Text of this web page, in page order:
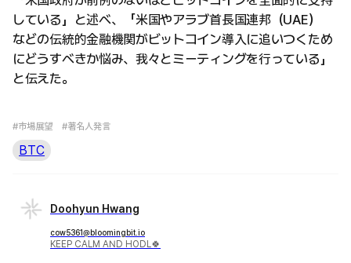
している」と述べ、「米国やアラブ首長国連邦（UAE）
などの伝統的金融機関がビットコイン導入に追いつくため
にどうすべきか悩み、我々とミーティングを行っている」
と伝えた。
#市場展望 #著名人発言
BTC
Doohyun Hwang
cow5361@bloomingbit.io
KEEP CALM AND HODL🍀